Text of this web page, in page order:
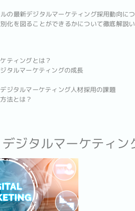
の最新デジタルマーケティング採用動向
化を図ることができるかについて徹底解説い
ティングとは？
タルマーケティングの成長
ジタルマーケティング人材採用の課題
法とは？
ジタルマーケティン